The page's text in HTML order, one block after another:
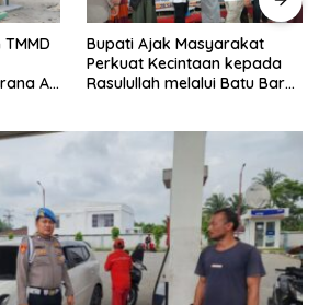
Bara
Abaikan Hari Libur, Pasiter
Kodim 0208/Asahan Kontrol
Renovasi MCK Mushollah Al